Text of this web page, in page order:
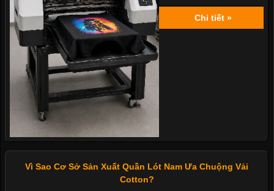
Chi tiết »
Vì Sao Cơ Sở Sản Xuất Quần Lót Nam Ưa Chuộng Vải
Cotton?